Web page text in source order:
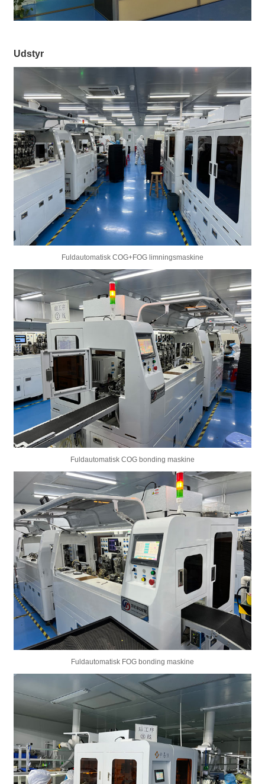
Udstyr
Fuldautomatisk COG+FOG limningsmaskine
Fuldautomatisk COG bonding maskine
Fuldautomatisk FOG bonding maskine